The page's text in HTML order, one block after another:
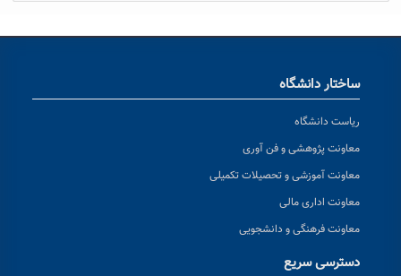
ساختار دانشگاه
ریاست دانشگاه
معاونت پژوهشی و فن آوری
معاونت آموزشی و تحصیلات تکمیلی
معاونت اداری مالی
معاونت فرهنگی و دانشجویی
دسترسی سریع